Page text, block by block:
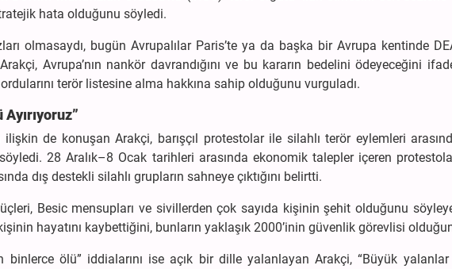
hata olduğunu söyledi.
olmasaydı, bugün Avrupalılar Paris’te ya da başka bir Avrupa kentinde
Avrupa’nın nankör davrandığını ve bu kararın bedelini ödeyeceğini
terör listesine alma hakkına sahip olduğunu vurguladı.
ilişkin de konuşan Arakçi, barışçıl protestolar ile silahlı terör eylemleri
28 Aralık–8 Ocak tarihleri arasında ekonomik talepler içeren
dış destekli silahlı grupların sahneye çıktığını belirtti.
Besic mensupları ve sivillerden çok sayıda kişinin şehit olduğunu
hayatını kaybettiğini, bunların yaklaşık 2000’inin güvenlik görevlisi
binlerce ölü” iddialarını ise açık bir dille yalanlayan Arakçi, “Büyük yalanlar